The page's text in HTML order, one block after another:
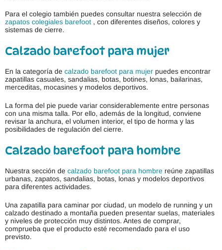
Para el colegio también puedes consultar nuestra selección de
zapatos colegiales barefoot , con diferentes diseños, colores y
sistemas de cierre.
Calzado barefoot para mujer
En la categoría de calzado barefoot para mujer puedes encontrar
zapatillas casuales, sandalias, botas, botines, lonas, bailarinas,
merceditas, mocasines y modelos deportivos.
La forma del pie puede variar considerablemente entre personas
con una misma talla. Por ello, además de la longitud, conviene
revisar la anchura, el volumen interior, el tipo de horma y las
posibilidades de regulación del cierre.
Calzado barefoot para hombre
Nuestra sección de calzado barefoot para hombre reúne zapatillas
urbanas, zapatos, sandalias, botas, lonas y modelos deportivos
para diferentes actividades.
Una zapatilla para caminar por ciudad, un modelo de running y un
calzado destinado a montaña pueden presentar suelas, materiales
y niveles de protección muy distintos. Antes de comprar,
comprueba que el producto esté recomendado para el uso
previsto.